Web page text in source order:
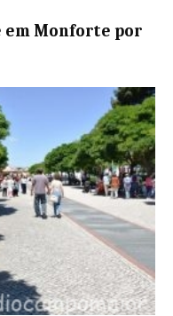
Monforte por